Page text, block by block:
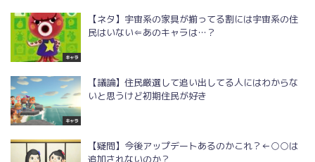
キャラ
【ネタ】宇宙系の家具が揃ってる割には宇宙系の住
民はいない⇐あのキャラは…？
キャラ
【議論】住民厳選して追い出してる人にはわからな
いと思うけど初期住民が好き
【疑問】今後アップデートあるのかこれ？←○○は
追加されないのか？